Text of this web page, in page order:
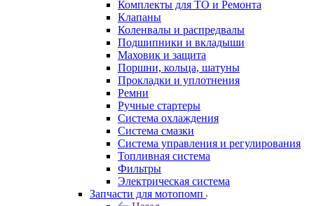
Комплекты для ТО и Ремонта
Клапаны
Коленвалы и распредвалы
Подшипники и вкладыши
Маховик и защита
Поршни, кольца, шатуны
Прокладки и уплотнения
Ремни
Ручные стартеры
Система охлаждения
Система смазки
Система управления и регулирования
Топливная система
Фильтры
Электрическая система
Запчасти для мотопомп